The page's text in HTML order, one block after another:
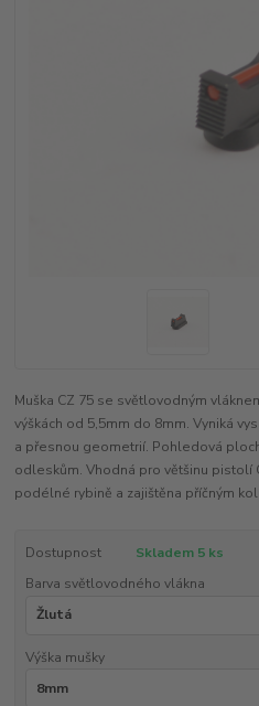
Muška CZ 75 se světlovodným
výškách od 5,5mm do 8mm. Vyniká
a přesnou geometrií. Pohledová
odleskům. Vhodná pro většinu pistolí
podélné rybině a zajištěna příčným
Dostupnost
Skladem 5 ks
Barva světlovodného vlákna
Výška mušky